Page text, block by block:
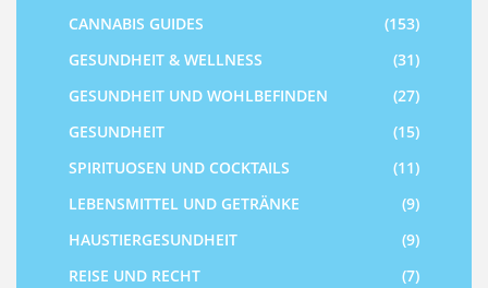
CANNABIS GUIDES
(153)
GESUNDHEIT & WELLNESS
(31)
GESUNDHEIT UND WOHLBEFINDEN
(27)
GESUNDHEIT
(15)
SPIRITUOSEN UND COCKTAILS
(11)
LEBENSMITTEL UND GETRÄNKE
(9)
HAUSTIERGESUNDHEIT
(9)
REISE UND RECHT
(7)